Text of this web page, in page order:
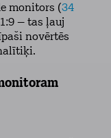
monitors (34
– tas ļauj
novērtēs